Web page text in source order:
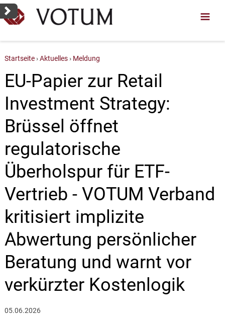
Startseite Aktuelles Meldung
EU-Papier zur Retail
Investment Strategy:
Brüssel öffnet
regulatorische
Überholspur für ETF-
Vertrieb - VOTUM Verband
kritisiert implizite
Abwertung persönlicher
Beratung und warnt vor
verkürzter Kostenlogik
05.06.2026